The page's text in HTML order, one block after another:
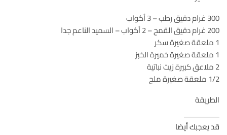
300 غرام دقيق رطب – 3 أكواب
200 غرام دقيق القمح – 2 أكواب – السميد الناعم جدا
1 ملعقة صغيرة سكر
1 ملعقة صغيرة خميرة الخبز
2 ملاعق كبيرة زيت نباتية
1/2 ملعقة صغيرة ملح
الطريقة
قد يعجبك أيضا